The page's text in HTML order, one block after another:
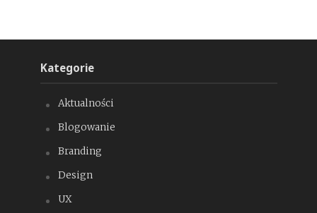
Kategorie
Aktualności
Blogowanie
Branding
Design
UX